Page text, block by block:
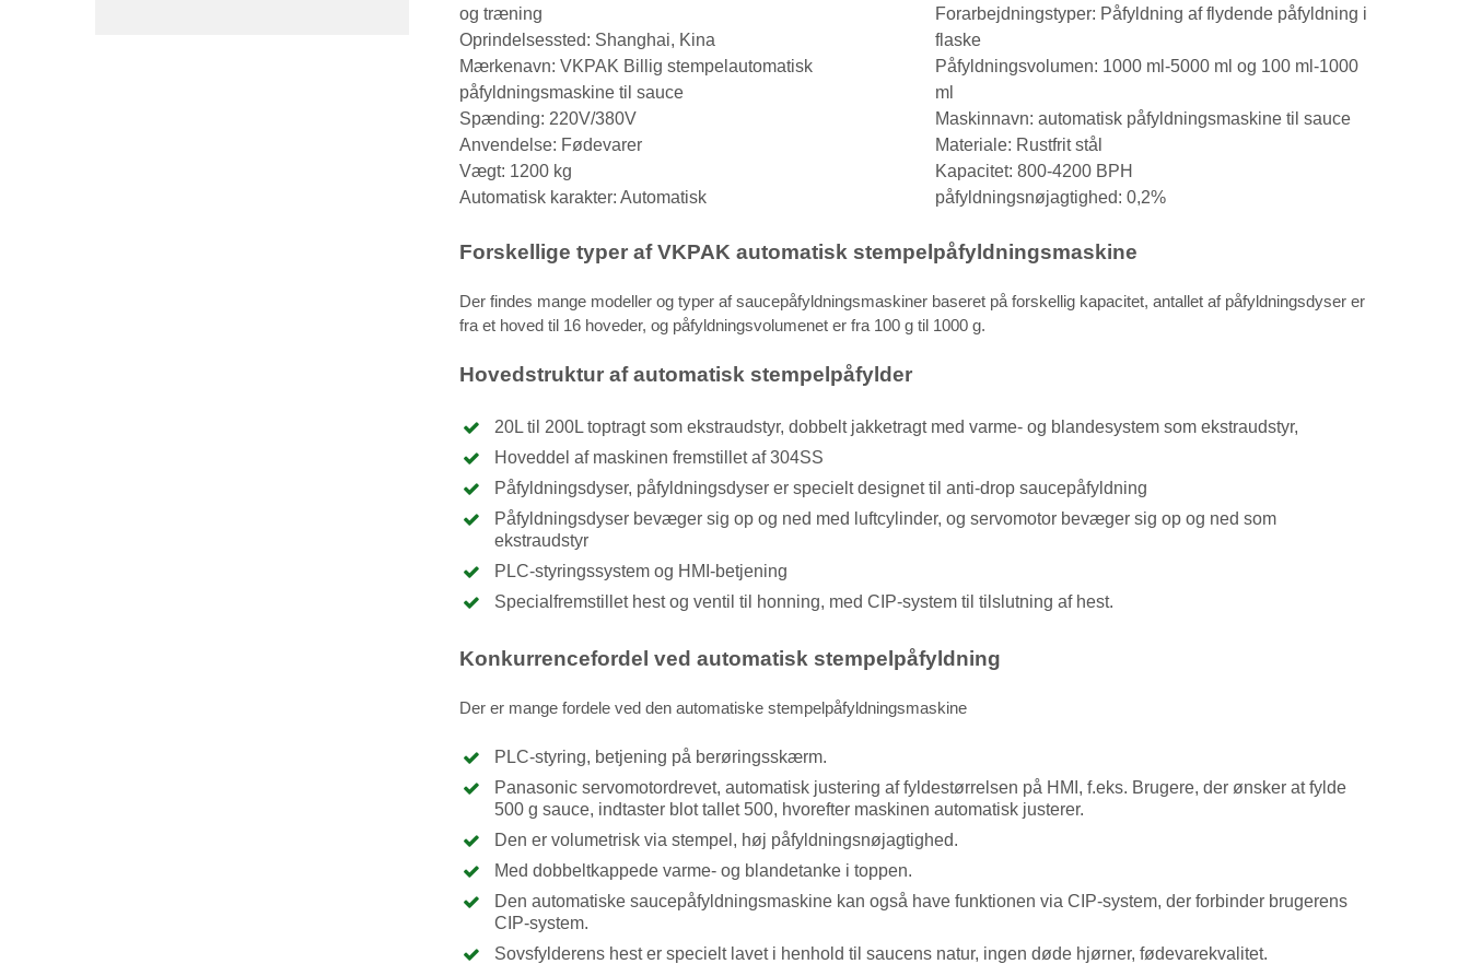
og træning
Oprindelsessted: Shanghai, Kina
Mærkenavn: VKPAK Billig stempelautomatisk
påfyldningsmaskine til sauce
Spænding: 220V/380V
Anvendelse: Fødevarer
Vægt: 1200 kg
Automatisk karakter: Automatisk
Forarbejdningstyper: Påfyldning af flydende påfyldning i
flaske
Påfyldningsvolumen: 1000 ml-5000 ml og 100 ml-1000
ml
Maskinnavn: automatisk påfyldningsmaskine til sauce
Materiale: Rustfrit stål
Kapacitet: 800-4200 BPH
påfyldningsnøjagtighed: 0,2%
Forskellige typer af VKPAK automatisk stempelpåfyldningsmaskine
Der findes mange modeller og typer af saucepåfyldningsmaskiner baseret på forskellig kapacitet, antallet af påfyldningsdyser er
fra et hoved til 16 hoveder, og påfyldningsvolumenet er fra 100 g til 1000 g.
Hovedstruktur af automatisk stempelpåfylder
20L til 200L toptragt som ekstraudstyr, dobbelt jakketragt med varme- og blandesystem som ekstraudstyr,
Hoveddel af maskinen fremstillet af 304SS
Påfyldningsdyser, påfyldningsdyser er specielt designet til anti-drop saucepåfyldning
Påfyldningsdyser bevæger sig op og ned med luftcylinder, og servomotor bevæger sig op og ned som
ekstraudstyr
PLC-styringssystem og HMI-betjening
Specialfremstillet hest og ventil til honning, med CIP-system til tilslutning af hest.
Konkurrencefordel ved automatisk stempelpåfyldning
Der er mange fordele ved den automatiske stempelpåfyldningsmaskine
PLC-styring, betjening på berøringsskærm.
Panasonic servomotordrevet, automatisk justering af fyldestørrelsen på HMI, f.eks. Brugere, der ønsker at fylde
500 g sauce, indtaster blot tallet 500, hvorefter maskinen automatisk justerer.
Den er volumetrisk via stempel, høj påfyldningsnøjagtighed.
Med dobbeltkappede varme- og blandetanke i toppen.
Den automatiske saucepåfyldningsmaskine kan også have funktionen via CIP-system, der forbinder brugerens
CIP-system.
Sovsfylderens hest er specielt lavet i henhold til saucens natur, ingen døde hjørner, fødevarekvalitet.